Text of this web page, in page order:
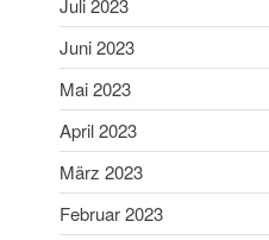
Juli 2023
Juni 2023
Mai 2023
April 2023
März 2023
Februar 2023